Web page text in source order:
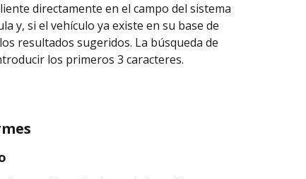
directamente en el campo del sistema
y, si el vehículo ya existe en su base de
resultados sugeridos. La búsqueda de
los primeros 3 caracteres.